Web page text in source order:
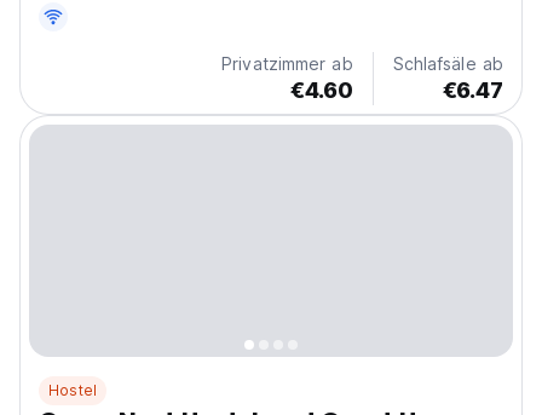
in der Nähe der berühmten Strände von Nord-Goa.
Privatzimmer ab
€4.60
Schlafsäle ab
€6.47
Hostel